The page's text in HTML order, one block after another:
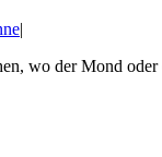
|
wo der Mond